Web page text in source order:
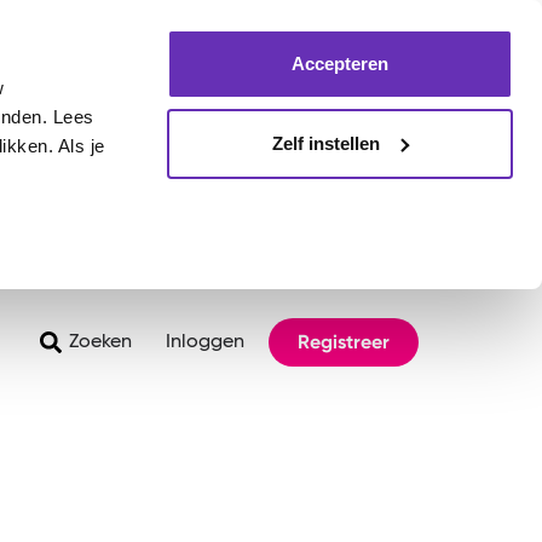
Lees
Als je
Accepteren
Zelf instellen
Zoeken Inloggen Registreer